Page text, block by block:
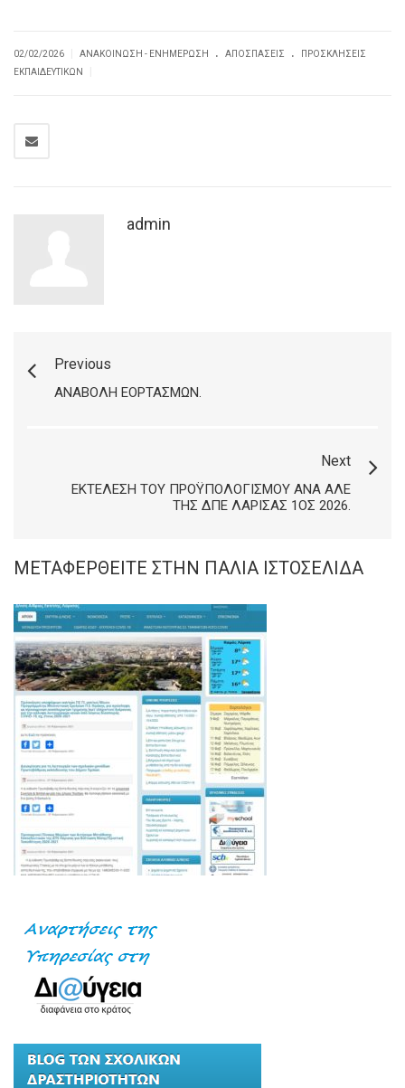
02/02/2026 ΑΝΑΚΟΊΝΩΣΗ - ΕΝΗΜΈΡΩΣΗ . ΑΠΟΣΠΆΣΕΙΣ .
ΠΡΟΣΚΛΗΣΕΙΣ
ΕΚΠΑΙΔΕΥΤΙΚΏΝ
admin
Previous
ΑΝΑΒΟΛΉ ΕΟΡΤΑΣΜΏΝ.
Next
ΕΚΤΈΛΕΣΗ ΤΟΥ ΠΡΟΫΠΟΛΟΓΙΣΜΟΎ ΑΝΆ ΑΛΕ
ΤΗΣ ΔΠΕ ΛΆΡΙΣΑΣ 1ΟΣ 2026.
ΜΕΤΑΦΕΡΘΕΊΤΕ ΣΤΗΝ ΠΑΛΙΆ ΙΣΤΟΣΕΛΊΔΑ